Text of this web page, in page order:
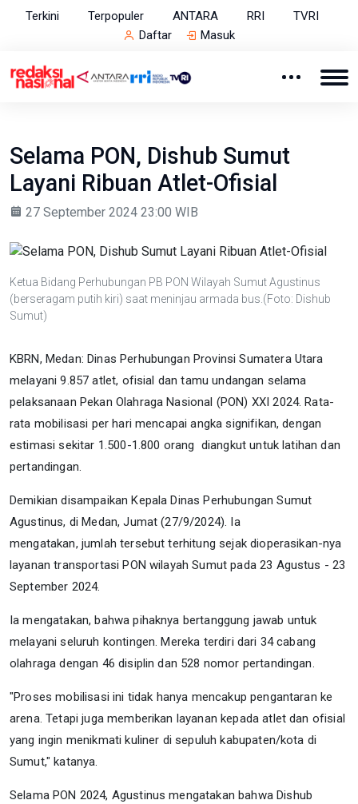
Terkini Terpopuler ANTARA RRI
TVRI
Daftar
Masuk
Selama PON, Dishub Sumut
Layani Ribuan Atlet-Ofisial
27 September 2024 23:00 WIB
Ketua Bidang Perhubungan PB PON Wilayah Sumut Agustinus
(berseragam putih kiri) saat meninjau armada bus.(Foto: Dishub
Sumut)
KBRN, Medan: Dinas Perhubungan Provinsi Sumatera Utara
melayani 9.857 atlet, ofisial dan tamu undangan selama
pelaksanaan Pekan Olahraga Nasional (PON) XXI 2024. Rata-
rata mobilisasi per hari mencapai angka signifikan, dengan
estimasi sekitar 1.500-1.800 orang diangkut untuk latihan dan
pertandingan.
Demikian disampaikan Kepala Dinas Perhubungan Sumut
Agustinus, di Medan, Jumat (27/9/2024). Ia
mengatakan, jumlah tersebut terhitung sejak dioperasikan-nya
layanan transportasi PON wilayah Sumut pada 23 Agustus - 23
September 2024.
Ia mengatakan, bahwa pihaknya bertanggung jawab untuk
melayani seluruh kontingen. Mereka terdiri dari 34 cabang
olahraga dengan 46 disiplin dan 528 nomor pertandingan.
"Proses mobilisasi ini tidak hanya mencakup pengantaran ke
arena. Tetapi juga memberikan layanan kepada atlet dan ofisial
yang ingin menikmati kuliner di sepuluh kabupaten/kota di
Sumut," katanya.
Selama PON 2024, Agustinus mengatakan bahwa Dishub